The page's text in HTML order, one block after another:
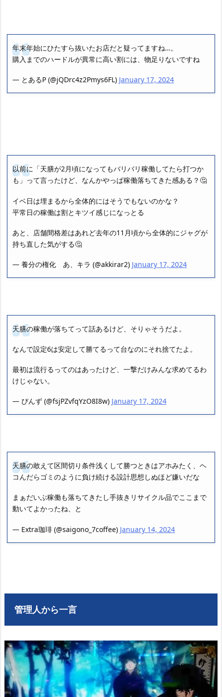
年末年始にひたすら抜いたお店だと疑ってますね…。
購入までのハードルが異常に高い割には、物足りないですね
— とあるP (@jQDrc4z2Pmys6FL) January 17, 2024
以前に「天膳が2月頃になってもバリバリ稼働してたら打つか
も」って言ったけど、なんかやっぱ稼働落ちてきた感ある？🤔
イベ日は埋まるから全体的にはそうでもないのかな？
平常日の稼働は割とキツイ感じになっとる
あと、店舗間格差はあれど去年の11月頃から全体的にジャグが
持ち直した気がする🤔
— 養分の権化 あ、キラ (@akkirar2) January 17, 2024
天膳の稼働が落ちてって話あるけど、そりゃそうだよ。
なんで設定6は安定して勝てるって台なのにそれ捨てたよ。
最初は流行るってのはあったけど、一撃だけみんな求めてるわ
けじゃない。
— ぴんず (@fsjPZvfqYzO8I8w) January 17, 2024
天膳の敢えて区間切り条件浅くして勝つときはアホみたく、ヘ
コんだらゴミのように負け続ける設計思想しぬほど嫌いだな
まぁだいぶ稼働も落ちてきたし手抜きリサイクル品でここまで
動いてよかったね、と
— Extra珈琲 (@saigono_7coffee) January 14, 2024
管理人から一言